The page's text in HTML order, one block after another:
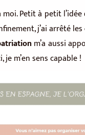
Petit à petit
j’ai arrêté
m’a aussi
m’en sens capable !